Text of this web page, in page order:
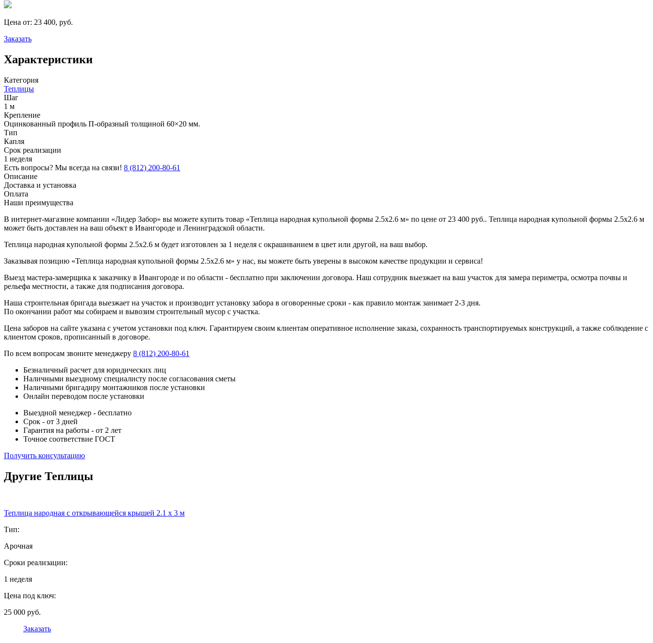
Цена от: 23 400, руб.
Заказать
Характеристики
Категория
Теплицы
Шаг
1 м
Крепление
Оцинкованный профиль П-образный толщиной 60×20 мм.
Тип
Капля
Срок реализации
1 неделя
Есть вопросы? Мы всегда на связи! 8 (812) 200-80-61
Описание
Доставка и установка
Оплата
Наши преимущества
В интернет-магазине компании «Лидер Забор» вы можете купить товар «Теплица народная купольной формы 2.5х2.6 м» по цене от 23 400 руб.. Теплица народная купольной формы 2.5х2.6 м
может быть доставлен на ваш объект в Ивангороде и Ленинградской области.
Теплица народная купольной формы 2.5х2.6 м будет изготовлен за 1 неделя с окрашиванием в цвет или другой, на ваш выбор.
Заказывая позицию «Теплица народная купольной формы 2.5х2.6 м» у нас, вы можете быть уверены в высоком качестве продукции и сервиса!
Выезд мастера-замерщика к заказчику в Ивангороде и по области - бесплатно при заключении договора. Наш сотрудник выезжает на ваш участок для замера периметра, осмотра почвы и
рельефа местности, а также для подписания договора.
Наша строительная бригада выезжает на участок и производит установку забора в оговоренные сроки - как правило монтаж занимает 2-3 дня.
По окончании работ мы собираем и вывозим строительный мусор с участка.
Цена заборов на сайте указана с учетом установки под ключ. Гарантируем своим клиентам оперативное исполнение заказа, сохранность транспортируемых конструкций, а также соблюдение с
клиентом сроков, прописанный в договоре.
По всем вопросам звоните менеджеру 8 (812) 200-80-61
Безналичный расчет для юридических лиц
Наличными выездному специалисту после согласования сметы
Наличными бригадиру монтажников после установки
Онлайн переводом после установки
Выездной менеджер - бесплатно
Срок - от 3 дней
Гарантия на работы - от 2 лет
Точное соответствие ГОСТ
Получить консультацию
Другие Теплицы
Теплица народная с открывающейся крышей 2.1 x 3 м
Тип:
Арочная
Сроки реализации:
1 неделя
Цена под ключ:
25 000 руб.
Заказать